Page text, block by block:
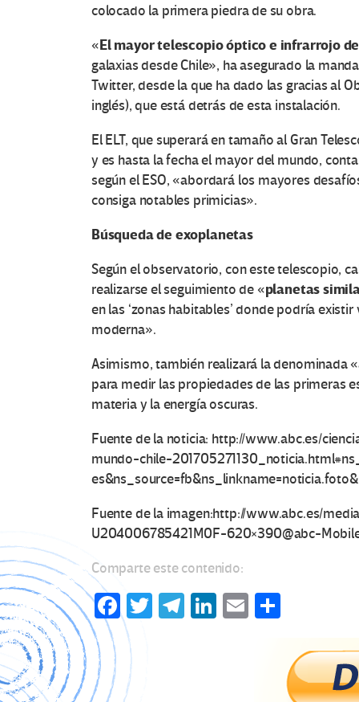
colocado la primera piedra de su obra.
«El mayor telescopio óptico e infrarrojo
galaxias desde Chile», ha asegurado la
Twitter, desde la que ha dado las gracias al
inglés), que está detrás de esta instalación.
El ELT, que superará en tamaño al Gran
y es hasta la fecha el mayor del mundo,
según el ESO, «abordará los mayores
consiga notables primicias».
Búsqueda de exoplanetas
Según el observatorio, con este telescopio,
realizarse el seguimiento de «planetas
en las ‘zonas habitables’ donde podría
moderna».
Asimismo, también realizará la denominada
para medir las propiedades de las primeras
materia y la energía oscuras.
Fuente de la noticia: http://www.abc.es/
mundo-chile-
Fuente de la imagen:http://www.abc.es/
U204006785421M0F-620×390@abc-
Comparte este contenido:
Fa
ce
b
o
T
Te Li
E
m
p